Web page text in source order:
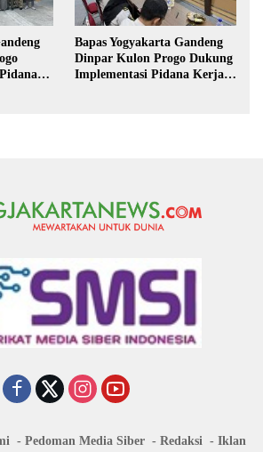
Bapas Yogyakarta Gandeng
Dinpar Kulon Progo Dukung
Implementasi Pidana Kerja
Pedoman Media Siber Redaksi Iklan